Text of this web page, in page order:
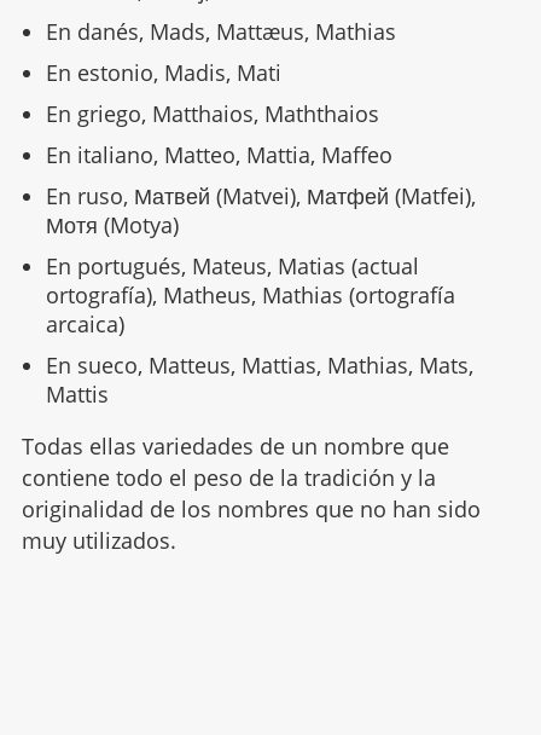
En danés, Mads, Mattæus, Mathias
En estonio, Madis, Mati
En griego, Matthaios, Maththaios
En italiano, Matteo, Mattia, Maffeo
En ruso, Матвей (Matvei), Матфей (Matfei),
Мотя (Motya)
En portugués, Mateus, Matias (actual
ortografía), Matheus, Mathias (ortografía
arcaica)
En sueco, Matteus, Mattias, Mathias, Mats,
Mattis
Todas ellas variedades de un nombre que
contiene todo el peso de la tradición y la
originalidad de los nombres que no han sido
muy utilizados.